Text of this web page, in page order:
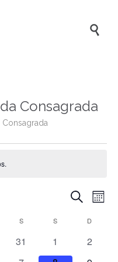

Consagrada
Pesquisar
Mês
FEIRA
SSEXTA-FEIRA
S D
0
eventos
31
0
eventos
1
0
2